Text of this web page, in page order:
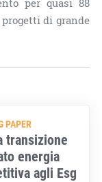
per quasi 88
di grande
PAPER
transizione
energia
agli Esg